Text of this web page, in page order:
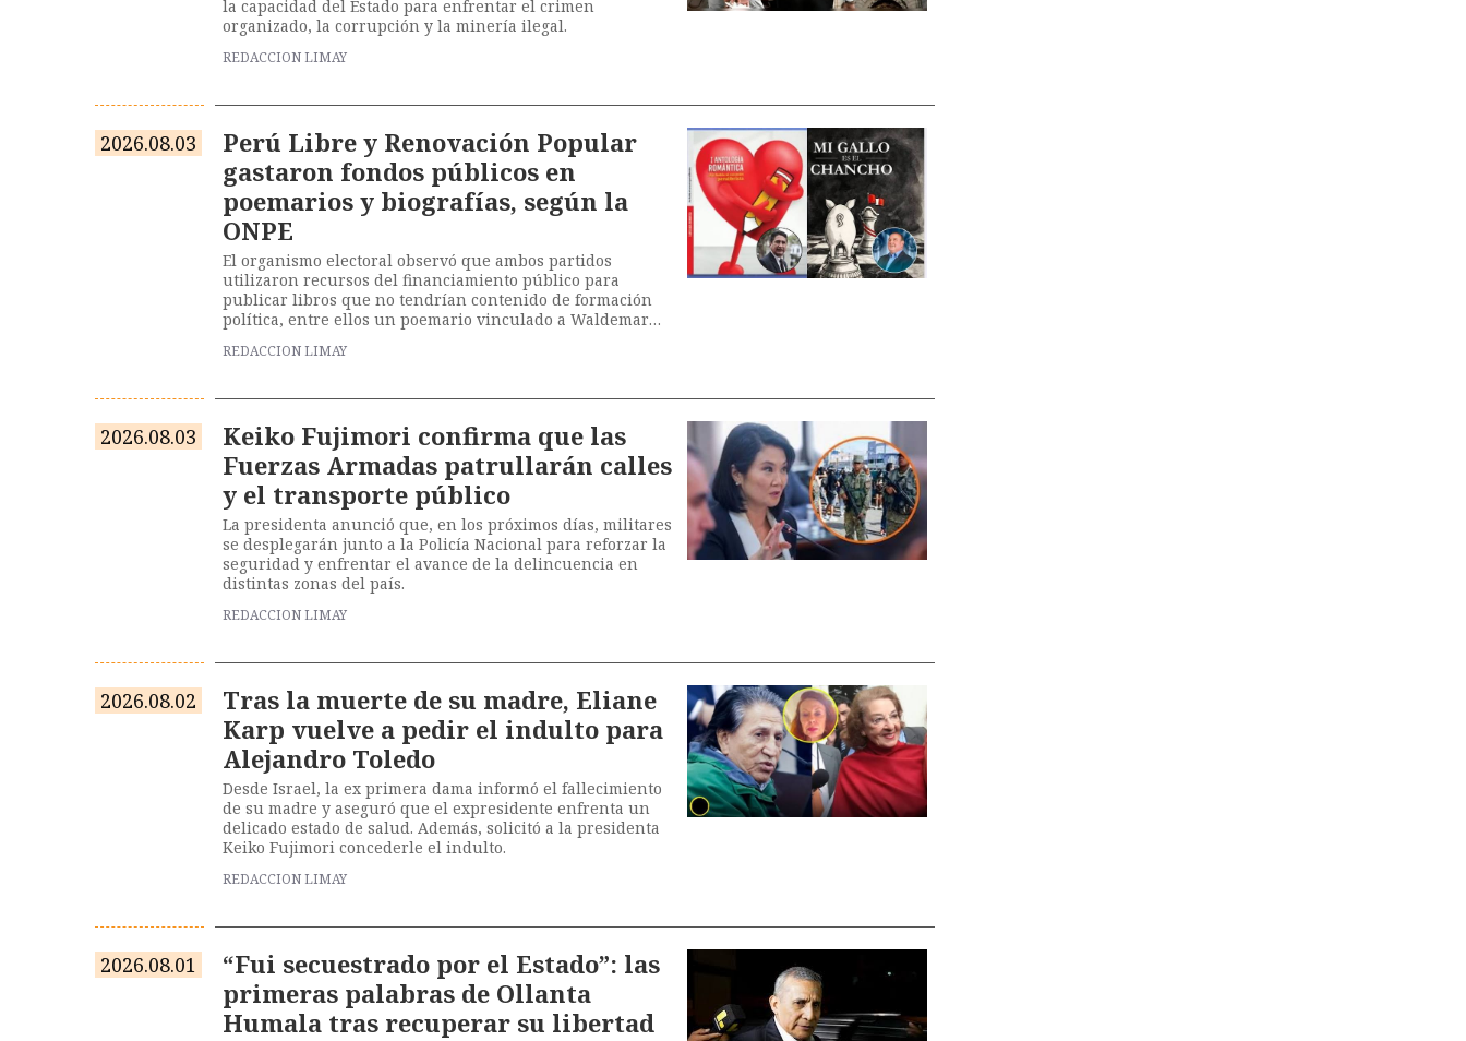
la capacidad del Estado para enfrentar el crimen
organizado, la corrupción y la minería ilegal.
REDACCION LIMAY
2026.08.03
Perú Libre y Renovación Popular
gastaron fondos públicos en
poemarios y biografías, según la
ONPE
El organismo electoral observó que ambos partidos
utilizaron recursos del financiamiento público para
publicar libros que no tendrían contenido de formación
política, entre ellos un poemario vinculado a Waldemar
REDACCION LIMAY
2026.08.03
Keiko Fujimori confirma que las
Fuerzas Armadas patrullarán calles
y el transporte público
La presidenta anunció que, en los próximos días, militares
se desplegarán junto a la Policía Nacional para reforzar la
seguridad y enfrentar el avance de la delincuencia en
distintas zonas del país.
REDACCION LIMAY
2026.08.02
Tras la muerte de su madre, Eliane
Karp vuelve a pedir el indulto para
Alejandro Toledo
Desde Israel, la ex primera dama informó el fallecimiento
de su madre y aseguró que el expresidente enfrenta un
delicado estado de salud. Además, solicitó a la presidenta
Keiko Fujimori concederle el indulto.
REDACCION LIMAY
2026.08.01
“Fui secuestrado por el Estado”: las
primeras palabras de Ollanta
Humala tras recuperar su libertad